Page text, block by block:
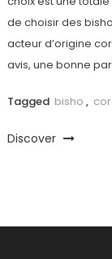
de choisir des
acteur d’origine
avis, une bonne
Tagged bisho ,
Discover